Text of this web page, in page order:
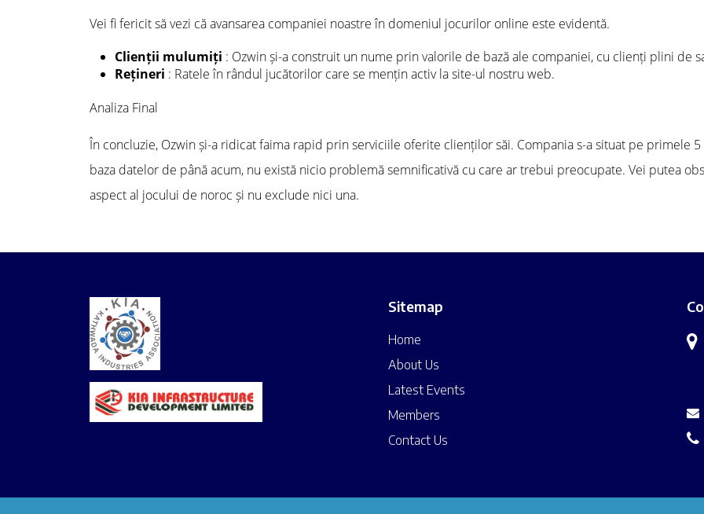
Vei fi fericit să vezi că avansarea companiei noastre în domeniul jocurilor online este evidentă.
Clienții mulumiți : Ozwin și-a construit un nume prin valorile de bază ale companiei, cu clienți plini de
Rețineri : Ratele în rândul jucătorilor care se mențin activ la site-ul nostru web.
Analiza Final
În concluzie, Ozwin și-a ridicat faima rapid prin serviciile oferite clienților săi. Compania s-a situat pe primele
baza datelor de până acum, nu există nicio problemă semnificativă cu care ar trebui preocupate. Vei putea
aspect al jocului de noroc și nu exclude nici una.
Sitemap
Home
About Us
Latest Events
Members
Contact Us